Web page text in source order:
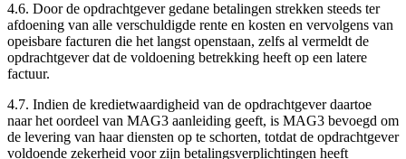
4.6. Door de opdrachtgever gedane betalingen strekken steeds ter
afdoening van alle verschuldigde rente en kosten en vervolgens van
opeisbare facturen die het langst openstaan, zelfs al vermeldt de
opdrachtgever dat de voldoening betrekking heeft op een latere
factuur.
4.7. Indien de kredietwaardigheid van de opdrachtgever daartoe
naar het oordeel van MAG3 aanleiding geeft, is MAG3 bevoegd om
de levering van haar diensten op te schorten, totdat de opdrachtgever
voldoende zekerheid voor zijn betalingsverplichtingen heeft